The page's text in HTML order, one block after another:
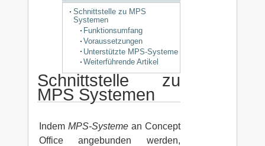
Schnittstelle zu MPS
Systemen
Funktionsumfang
Voraussetzungen
Unterstützte MPS-Systeme
Weiterführende Artikel
Schnittstelle zu
MPS Systemen
Indem MPS-Systemean Concept
Office angebunden werden,